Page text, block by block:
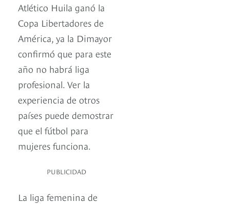
Atlético Huila ganó la
Copa Libertadores de
América, ya la Dimayor
confirmó que para este
año no habrá liga
profesional. Ver la
experiencia de otros
países puede demostrar
que el fútbol para
mujeres funciona.
PUBLICIDAD
La liga femenina de